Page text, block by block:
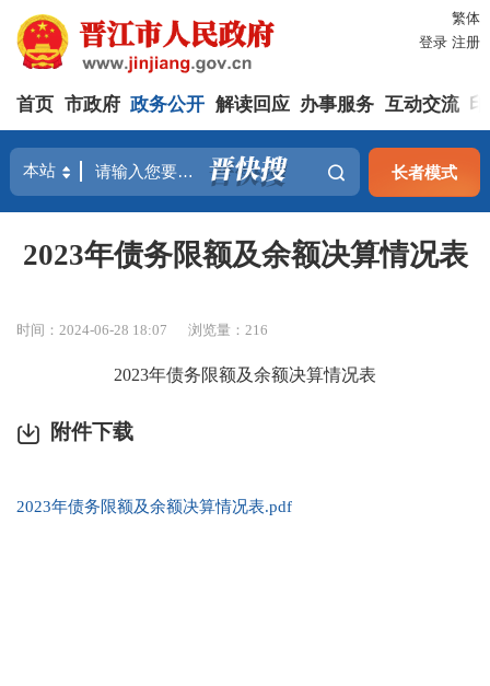
繁体
登录 注册
首页 市政府 政务公开 解读回应 办事服务 互动交流
长者模式
2023年债务限额及余额决算情况表
时间：2024-06-28 18:07 浏览量：216
2023年债务限额及余额决算情况表
附件下载
2023年债务限额及余额决算情况表.pdf